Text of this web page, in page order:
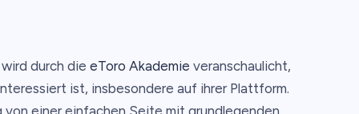
durch die eToro Akademie veranschaulicht,
ist, insbesondere auf ihrer Plattform.